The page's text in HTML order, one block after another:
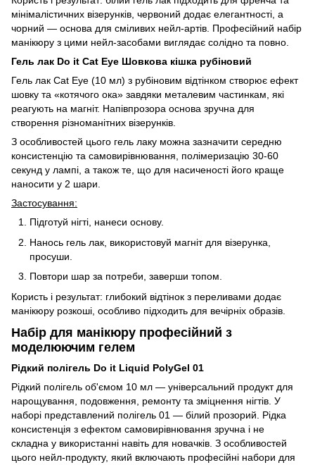
мінімалістичних візерунків, червоний додає елегантності, а
чорний — основа для сміливих нейл-артів. Професійний набір
манікюру з цими нейл-засобами виглядає солідно та повно.
Гель лак Do it Cat Eye Шовкова кішка рубіновий
Гель лак Cat Eye (10 мл) з рубіновим відтінком створює ефект
шовку та «котячого ока» завдяки металевим частинкам, які
реагують на магніт. Напівпрозора основа зручна для
створення різноманітних візерунків.
З особливостей цього гель лаку можна зазначити середню
консистенцію та самовирівнювання, полімеризацію 30-60
секунд у лампі, а також те, що для насиченості його краще
наносити у 2 шари.
Застосування:
Підготуй нігті, нанеси основу.
Нанось гель лак, використовуй магніт для візерунка,
просуши.
Повтори шар за потреби, заверши топом.
Користь і результат: глибокий відтінок з переливами додає
манікюру розкоші, особливо підходить для вечірніх образів.
Набір для манікюру професійний з
моделюючим гелем
Рідкий полігель Do it Liquid PolyGel 01
Рідкий полігель об'ємом 10 мл — універсальний продукт для
нарощування, подовження, ремонту та зміцнення нігтів. У
наборі представлений полігель 01 — білий прозорий. Рідка
консистенція з ефектом самовирівнювання зручна і не
складна у використанні навіть для новачків. З особливостей
цього нейл-продукту, який включають професійні набори для